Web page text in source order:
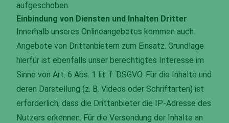
aufgeschoben.
Einbindung von Diensten und Inhalten Dritter
Innerhalb unseres Onlineangebotes kommen auch
Angebote von Drittanbietern zum Einsatz. Grundlage
hierfür ist ebenfalls unser berechtigtes Interesse im
Sinne von Art. 6 Abs. 1 lit. f. DSGVO. Für die Inhalte und
deren Darstellung (z. B. Videos oder Schriftarten) ist
erforderlich, dass die Drittanbieter die IP-Adresse des
Nutzers erkennen. Für die Versendung der Inhalte an